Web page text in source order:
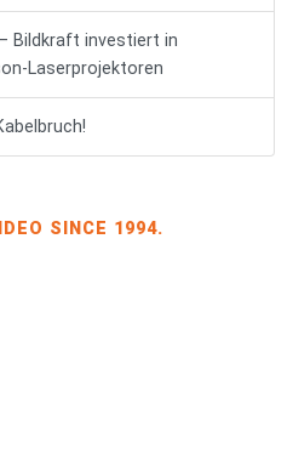
Bildkraft investiert in
Laserprojektoren
SINCE 1994.